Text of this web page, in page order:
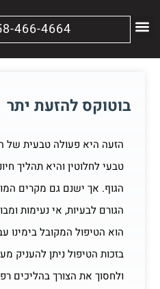
466-4664
בוטוקס להזעת יתר
הזעה היא פעולה טבעית של
טבעי לחלוטין והיא תהליך
הגוף. אך ישנם גם מקרים
הגורם לבעיות, אי נעימות
הוא הטיפול המקובל בימינו
בזכות הטיפול ניתן להעניק
ולחסוך את הצורך בהליכים